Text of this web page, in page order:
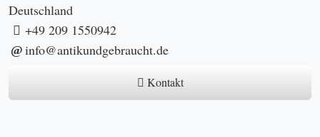
Deutschland
+49 209 1550942
info@antikundgebraucht.de
Kontakt